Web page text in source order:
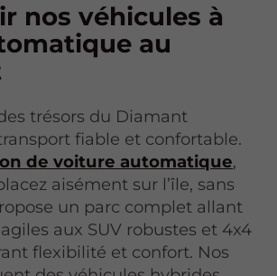
nos véhicules à
au
trésors du Diamant
fiable et confortable.
de voiture automatique,
aisément sur l’île, sans
un parc complet allant
aux SUV robustes et 4x4
flexibilité et confort. Nos